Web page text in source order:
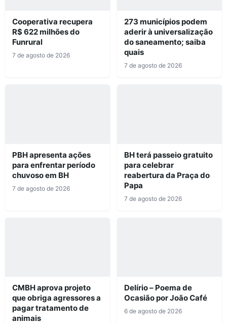
Cooperativa recupera
R$ 622 milhões do
Funrural
7 de agosto de 2026
273 municípios podem
aderir à universalização
do saneamento; saiba
quais
7 de agosto de 2026
PBH apresenta ações
para enfrentar período
chuvoso em BH
7 de agosto de 2026
BH terá passeio gratuito
para celebrar
reabertura da Praça do
Papa
7 de agosto de 2026
CMBH aprova projeto
que obriga agressores a
pagar tratamento de
animais
Delírio – Poema de
Ocasião por João Café
6 de agosto de 2026